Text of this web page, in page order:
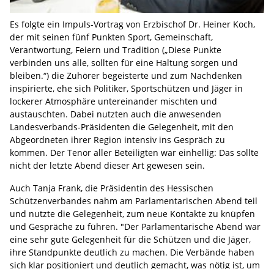
Es folgte ein Impuls-Vortrag von Erzbischof Dr. Heiner Koch,
der mit seinen fünf Punkten Sport, Gemeinschaft,
Verantwortung, Feiern und Tradition („Diese Punkte
verbinden uns alle, sollten für eine Haltung sorgen und
bleiben.“) die Zuhörer begeisterte und zum Nachdenken
inspirierte, ehe sich Politiker, Sportschützen und Jäger in
lockerer Atmosphäre untereinander mischten und
austauschten. Dabei nutzten auch die anwesenden
Landesverbands-Präsidenten die Gelegenheit, mit den
Abgeordneten ihrer Region intensiv ins Gespräch zu
kommen. Der Tenor aller Beteiligten war einhellig: Das sollte
nicht der letzte Abend dieser Art gewesen sein.
Auch Tanja Frank, die Präsidentin des Hessischen
Schützenverbandes nahm am Parlamentarischen Abend teil
und nutzte die Gelegenheit, zum neue Kontakte zu knüpfen
und Gespräche zu führen. "Der Parlamentarische Abend war
eine sehr gute Gelegenheit für die Schützen und die Jäger,
ihre Standpunkte deutlich zu machen. Die Verbände haben
sich klar positioniert und deutlich gemacht, was nötig ist, um